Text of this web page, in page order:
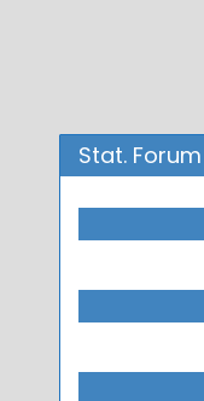
Stat. Forum